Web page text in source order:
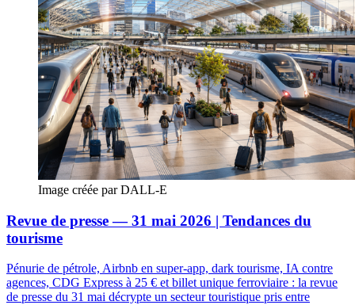
Image créée par DALL-E
Revue de presse — 31 mai 2026 | Tendances du
tourisme
Pénurie de pétrole, Airbnb en super-app, dark tourisme, IA contre
agences, CDG Express à 25 € et billet unique ferroviaire : la revue
de presse du 31 mai décrypte un secteur touristique pris entre